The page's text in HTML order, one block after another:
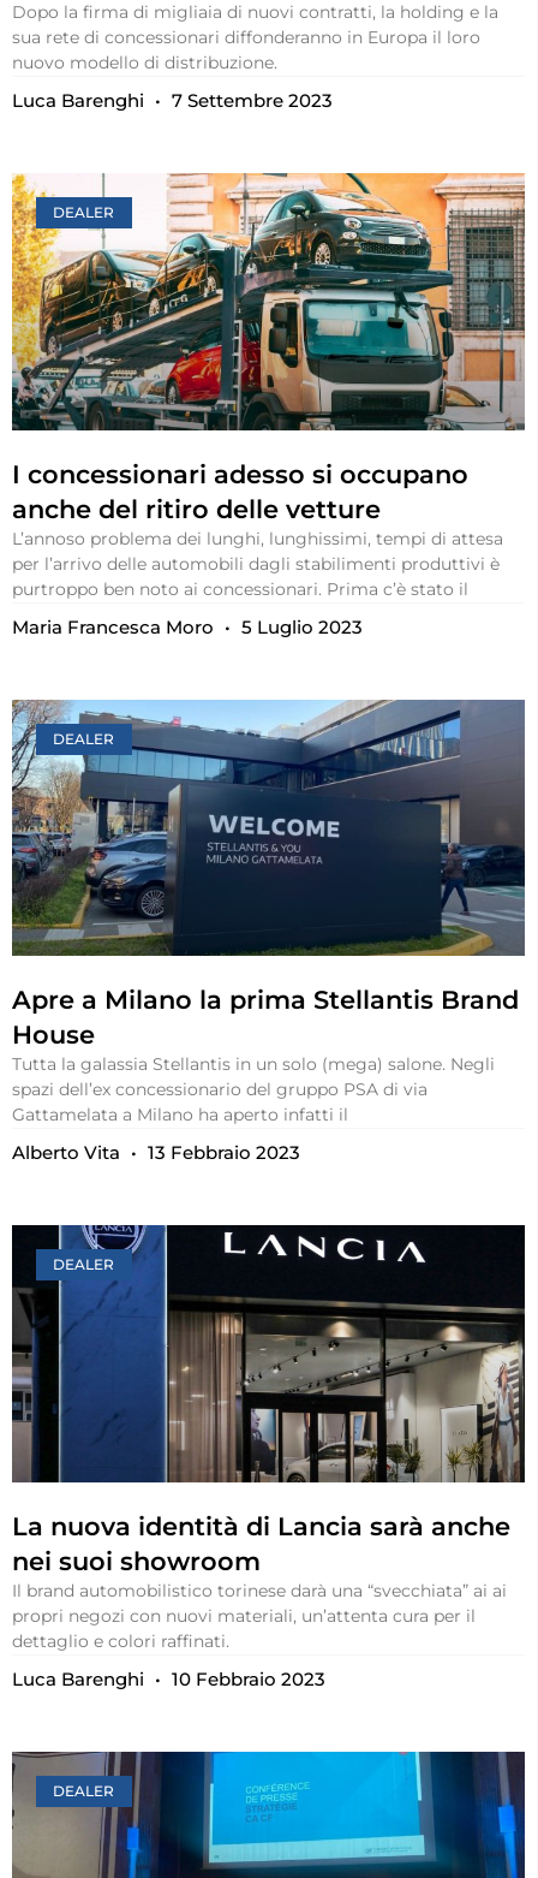
Dopo la firma di migliaia di nuovi contratti, la holding e la
sua rete di concessionari diffonderanno in Europa il loro
nuovo modello di distribuzione.
Luca Barenghi 7 Settembre 2023
DEALER
I concessionari adesso si occupano
anche del ritiro delle vetture
L’annoso problema dei lunghi, lunghissimi, tempi di attesa
per l’arrivo delle automobili dagli stabilimenti produttivi è
purtroppo ben noto ai concessionari. Prima c’è stato il
Maria Francesca Moro 5 Luglio 2023
DEALER
Apre a Milano la prima Stellantis Brand
House
Tutta la galassia Stellantis in un solo (mega) salone. Negli
spazi dell’ex concessionario del gruppo PSA di via
Gattamelata a Milano ha aperto infatti il
Alberto Vita 13 Febbraio 2023
DEALER
La nuova identità di Lancia sarà anche
nei suoi showroom
Il brand automobilistico torinese darà una “svecchiata” ai ai
propri negozi con nuovi materiali, un’attenta cura per il
dettaglio e colori raffinati.
Luca Barenghi 10 Febbraio 2023
DEALER